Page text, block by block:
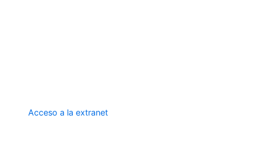
Acceso a la extranet